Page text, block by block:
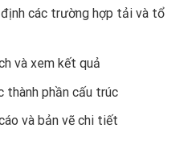
các trường hợp tải và tổ
và xem kết quả
thành phần cấu trúc
và bản vẽ chi tiết